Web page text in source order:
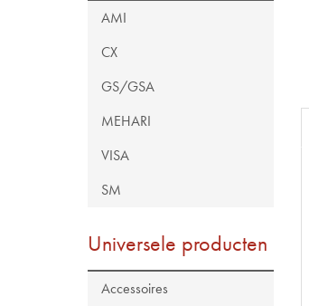
AMI
CX
GS/GSA
MEHARI
VISA
SM
Universele producten
Accessoires